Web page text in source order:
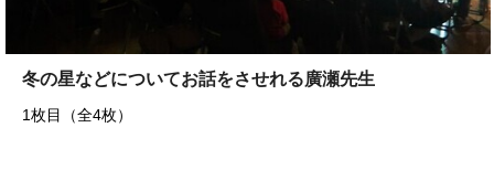
冬の星などについてお話をさせれる廣瀬先生
1枚目（全4枚）